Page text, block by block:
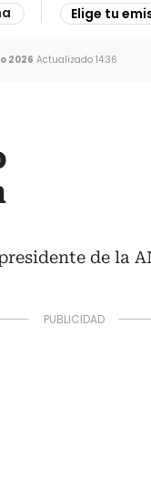
Elige tu
2026 Actualizado 14:36
de la